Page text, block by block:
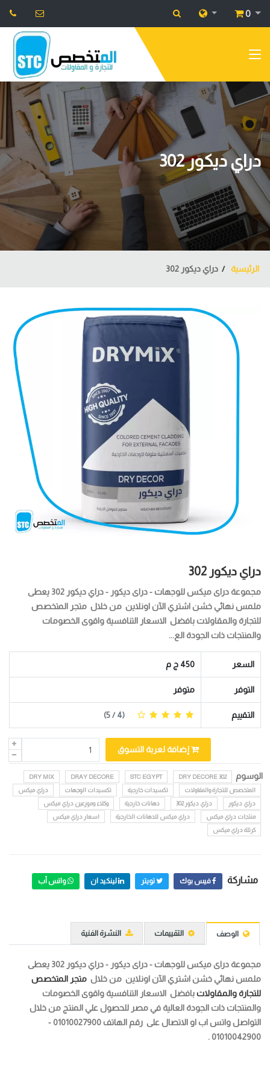
0
دراي ديكور 302
الرئيسية دراي ديكور 302
دراي ديكور 302
مجموعة دراى ميكس للوجهات - دراى ديكور - دراي ديكور 302 يعطى
ملمس نهائي خشن اشتري الآن اونلاين من خلال متجر المتخصص
للتجارة والمقاولات بافضل الاسعار التنافسية واقوى الخصومات
والمنتجات ذات الجودة الع...
السعر 450 ج م
التوفر متوفر
التقييم (
4
/ 5)
إضافة لعربة التسوق
الوسوم DRY DECORE 302
STC EGYPT
DRAY DECORE
DRY MIX
المتخصص للتجارة والمقاولات
تكسيدات خارجية تكسيدات الوجهات
دراي ميكس
دراي ديكور
دراي ديكور 302 دهانات خارجية
وكلاء وموزعين دراي ميكس
منتجات دراي ميكس
دراي ميكس للدهانات الخارجية
اسعار دراي ميكس
كرتلة دراي ميكس
مشاركة فيس بوك تويتر لينكيد ان واتس أب
الوصف التقييمات النشرة الفنية
مجموعة دراى ميكس للوجهات - دراى ديكور - دراي ديكور 302 يعطى
ملمس نهائي خشناشتري الآن اونلاين من خلال متجر المتخصص
للتجارة والمقاولاتبافضل الاسعار التنافسية واقوى الخصومات
والمنتجات ذات الجودة العالية في مصر للحصول علي المنتج من خلال
التواصل واتس اب او الاتصال على رقم الهاتف 01010027900 -
01010042900 .